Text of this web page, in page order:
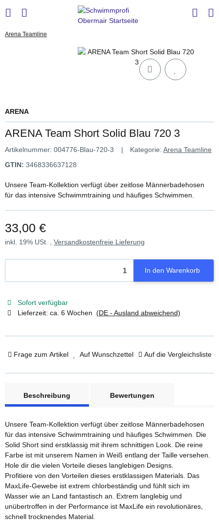
Arena Teamline
ARENA
ARENA Team Short Solid Blau 720 3
Artikelnummer: 004776-Blau-720-3 Kategorie: Arena Teamline
GTIN: 3468336637128
Unsere Team-Kollektion verfügt über zeitlose Männerbadehosen
für das intensive Schwimmtraining und häufiges Schwimmen.
33,00 €
inkl. 19% USt. , Versandkostenfreie Lieferung
In den Warenkorb
Sofort verfügbar
Lieferzeit: ca. 6 Wochen (DE - Ausland abweichend)
Frage zum Artikel Auf Wunschzettel Auf die Vergleichsliste
Beschreibung
Bewertungen
Unsere Team-Kollektion verfügt über zeitlose Männerbadehosen
für das intensive Schwimmtraining und häufiges Schwimmen. Die
Solid Short sind erstklassig mit ihrem schnittigen Look. Die reine
Farbe ist mit unserem Namen in Weiß entlang der Taille versehen.
Hole dir die vielen Vorteile dieses langlebigen Designs.
Profitiere von den Vorteilen dieses erstklassigen Materials. Das
MaxLife-Gewebe ist extrem chlorbeständig und fühlt sich im
Wasser wie an Land fantastisch an. Extrem langlebig und
unübertroffen in der Performance ist MaxLife ein revolutionäres,
schnell trocknendes Material.